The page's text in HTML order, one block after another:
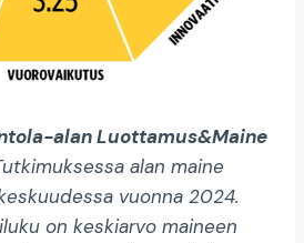
alan Luottamus&Maine
alan maine
vuonna 2024.
on keskiarvo maineen